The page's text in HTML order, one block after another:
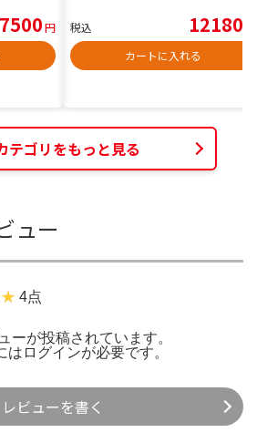
7500円
税込 12180
カートに入れる
テゴリをもっと見る
ュー
4点
ーが投稿されています。
は ログインが必要です。
レビューを書く